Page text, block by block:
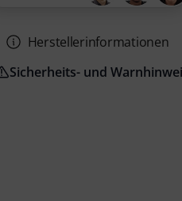
Herstellerinformationen
Sicherheits- und